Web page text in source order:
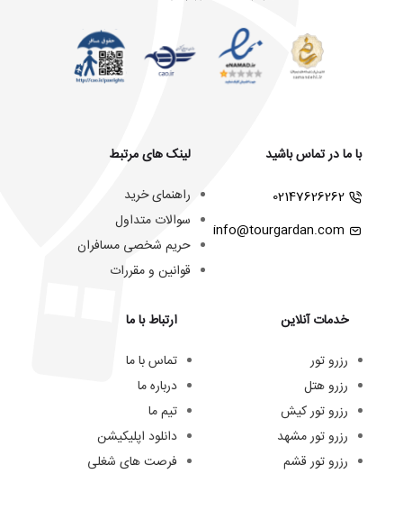
با ما در تماس باشید
02147626262
info@tourgardan.com
خدمات آنلاین
رزرو تور
رزرو هتل
رزرو تور کیش
رزرو تور مشهد
رزرو تور قشم
لینک های مرتبط
راهنمای خرید
سوالات متداول
حریم شخصی مسافران
قوانین و مقررات
ارتباط با ما
تماس با ما
درباره ما
تیم ما
دانلود اپلیکیشن
فرصت های شغلی